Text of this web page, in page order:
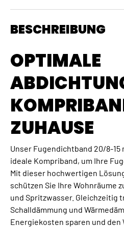
BESCHREIBUNG
OPTIMALE
ZUHAUSE
Unser Fugendichtband 20/8-15
ideale Kompriband, um Ihre
Mit dieser hochwertigen Lösung
schützen Sie Ihre Wohnräume
und Spritzwasser. Gleichzeitig
Schalldämmung und
Energiekosten sparen und den